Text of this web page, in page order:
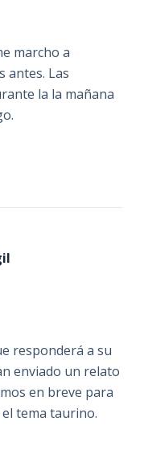
marcho a
antes. Las
la la mañana
responderá a su
enviado un relato
en breve para
tema taurino.